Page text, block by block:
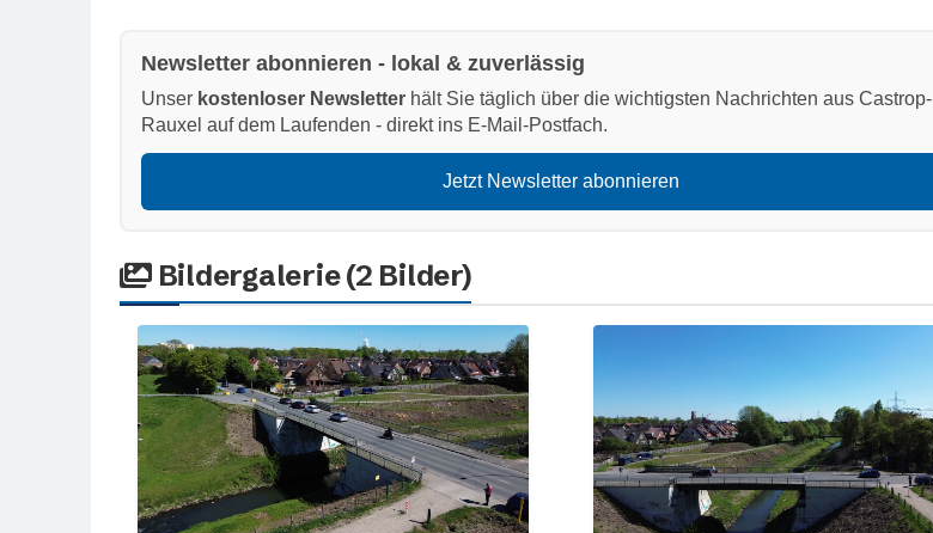
Newsletter abonnieren - lokal & zuverlässig
Unser kostenloser Newsletter hält Sie täglich über die wichtigsten Nachrichten aus Castrop-
Rauxel auf dem Laufenden - direkt ins E-Mail-Postfach.
Jetzt Newsletter abonnieren
Bildergalerie (2 Bilder)